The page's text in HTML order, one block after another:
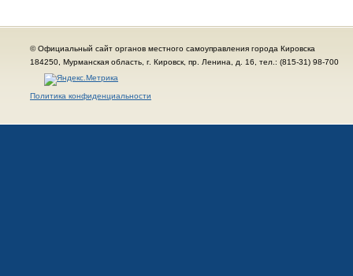
© Официальный сайт органов местного самоуправления города Кировска
184250, Мурманская область, г. Кировск, пр. Ленина, д. 16, тел.: (815-31) 98-700
Политика конфиденциальности